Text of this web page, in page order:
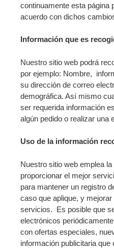
continuamente esta página
acuerdo con dichos
Información que es
Nuestro sitio web podrá
por ejemplo: Nombre,
su dirección de correo
demográfica. Así mismo
ser requerida información
algún pedido o realizar una
Uso de la información
Nuestro sitio web emplea
proporcionar el mejor
para mantener un registro
caso que aplique, y
servicios. Es posible que
electrónicos
con ofertas especiales,
información publicitaria